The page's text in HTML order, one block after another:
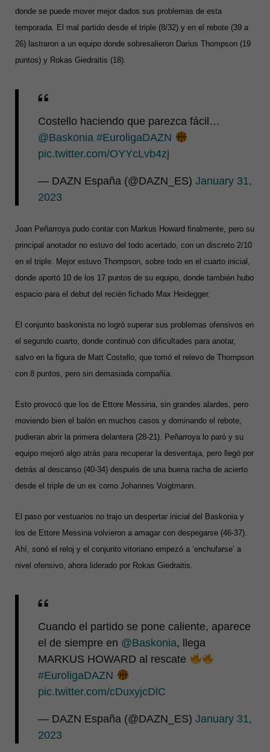
donde se puede mover mejor dados sus problemas de esta
temporada. El mal partido desde el triple (8/32) y en el rebote (39 a
26) lastraron a un equipo donde sobresalieron Darius Thompson (19
puntos) y Rokas Giedraitis (18).
Costello haciendo que parezca fácil…
@Baskonia #EuroligaDAZN
pic.twitter.com/OYYcLvb4zj
— DAZN España (@DAZN_ES)January 31,
2023
Joan Peñarroya pudo contar con Markus Howard finalmente, pero su
principal anotador no estuvo del todo acertado, con un discreto 2/10
en el triple. Mejor estuvo Thompson, sobre todo en el cuarto inicial,
donde aportó 10 de los 17 puntos de su equipo, donde también hubo
espacio para el debut del recién fichado Max Heidegger.
El conjunto baskonista no logró superar sus problemas ofensivos en
el segundo cuarto, donde continuó con dificultades para anotar,
salvo en la figura de Matt Costello, que tomó el relevo de Thompson
con 8 puntos, pero sin demasiada compañía.
Esto provocó que los de Ettore Messina, sin grandes alardes, pero
moviendo bien el balón en muchos casos y dominando el rebote,
pudieran abrir la primera delantera (28-21). Peñarroya lo paró y su
equipo mejoró algo atrás para recuperar la desventaja, pero llegó por
detrás al descanso (40-34) después de una buena racha de acierto
desde el triple de un ex como Johannes Voigtmann.
El paso por vestuarios no trajo un despertar inicial del Baskonia y
los de Ettore Messina volvieron a amagar con despegarse (46-37).
Ahí, sonó el reloj y el conjunto vitoriano empezó a ‘enchufarse’ a
nivel ofensivo, ahora liderado por Rokas Giedraitis.
Cuando el partido se pone caliente, aparece
el de siempre en @Baskonia, llega
MARKUS HOWARD al rescate
#EuroligaDAZN
pic.twitter.com/cDuxyjcDlC
— DAZN España (@DAZN_ES)January 31,
2023